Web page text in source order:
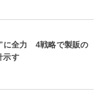
に全力 4戦略で製販の
示す